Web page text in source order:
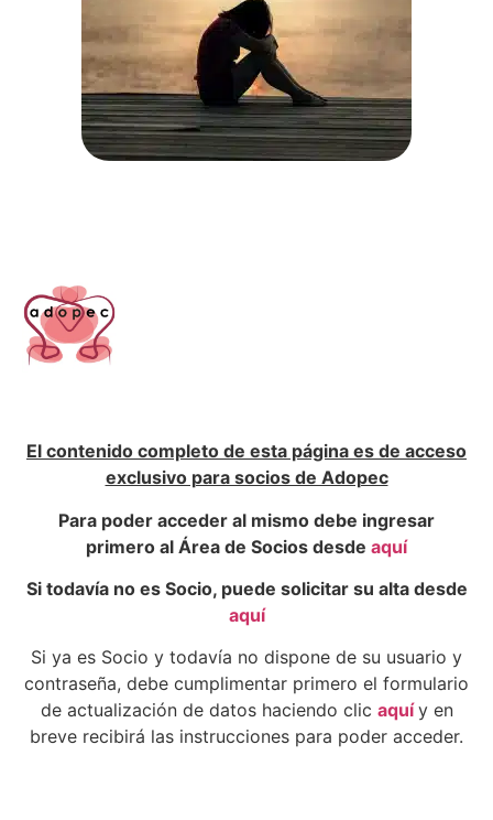
El contenido completo de esta página es de acceso
exclusivo para socios de Adopec
Para poder acceder al mismo debe ingresar
primero al Área de Socios desde aquí
Si todavía no es Socio, puede solicitar su alta desde
aquí
Si ya es Socio y todavía no dispone de su usuario y
contraseña, debe cumplimentar primero el formulario
de actualización de datos haciendo clic aquí y en
breve recibirá las instrucciones para poder acceder.